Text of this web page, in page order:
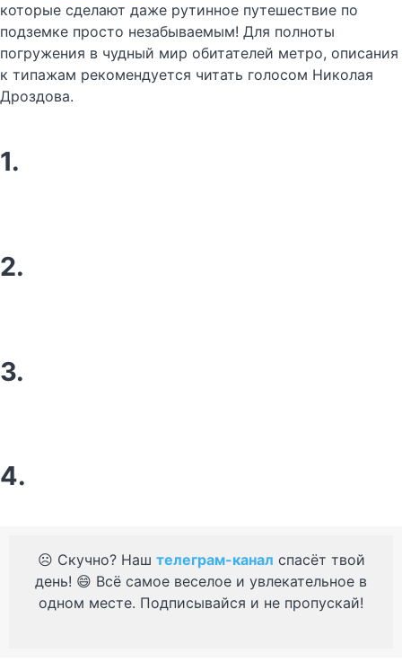
которые сделают даже рутинное путешествие по
подземке просто незабываемым! Для полноты
погружения в чудный мир обитателей метро, описания
к типажам рекомендуется читать голосом Николая
Дроздова.
1.
2.
3.
4.
☹️ Скучно? Наш телеграм-канал спасёт твой
день! 😄 Всё самое веселое и увлекательное в
одном месте. Подписывайся и не пропускай!